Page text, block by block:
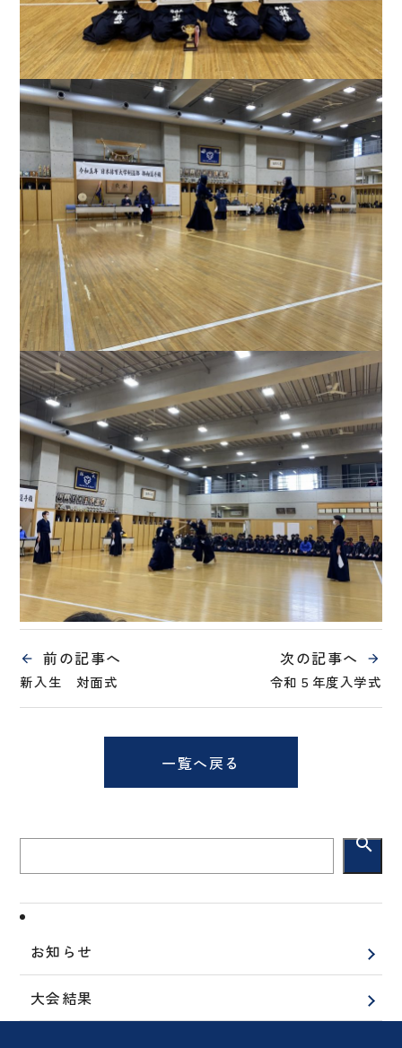
前の記事へ
新入生 対面式
次の記事へ
令和５年度入学式
一覧へ戻る
search
お知らせ
大会結果